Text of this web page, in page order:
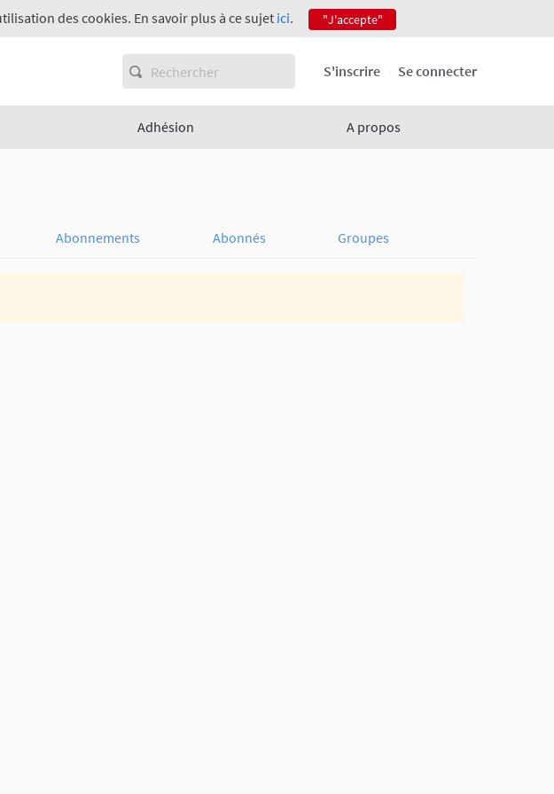
des cookies. En savoir plus à ce sujet ici. "J'accepte"
S'inscrire Se connecter
Adhésion A propos
Abonnements Abonnés Groupes